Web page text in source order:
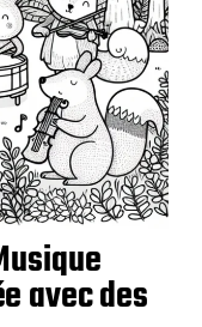
avec des